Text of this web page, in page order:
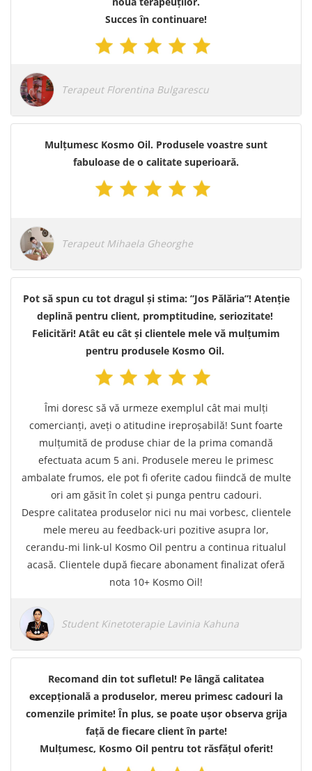
Succes în continuare!
Terapeut Florentina Bulgarescu
Mulțumesc Kosmo Oil. Produsele voastre sunt
fabuloase de o calitate superioară.
Terapeut Mihaela Gheorghe
Pot să spun cu tot dragul și stima: ”Jos Pălăria”! Atenție
deplină pentru client, promptitudine, seriozitate!
Felicitări! Atât eu cât și clientele mele vă mulțumim
pentru produsele Kosmo Oil.
Îmi doresc să vă urmeze exemplul cât mai mulți
comercianți, aveți o atitudine ireproșabilă! Sunt foarte
mulțumită de produse chiar de la prima comandă
efectuata acum 5 ani. Produsele mereu le primesc
ambalate frumos, ele pot fi oferite cadou fiindcă de multe
ori am găsit în colet și punga pentru cadouri.
Despre calitatea produselor nici nu mai vorbesc, clientele
mele mereu au feedback-uri pozitive asupra lor,
cerandu-mi link-ul Kosmo Oil pentru a continua ritualul
acasă. Clientele după fiecare abonament finalizat oferă
nota 10+ Kosmo Oil!
Student Kinetoterapie Lavinia Kahuna
Recomand din tot sufletul! Pe lângă calitatea
excepțională a produselor, mereu primesc cadouri la
comenzile primite! În plus, se poate ușor observa grija
față de fiecare client în parte!
Mulțumesc, Kosmo Oil pentru tot răsfățul oferit!